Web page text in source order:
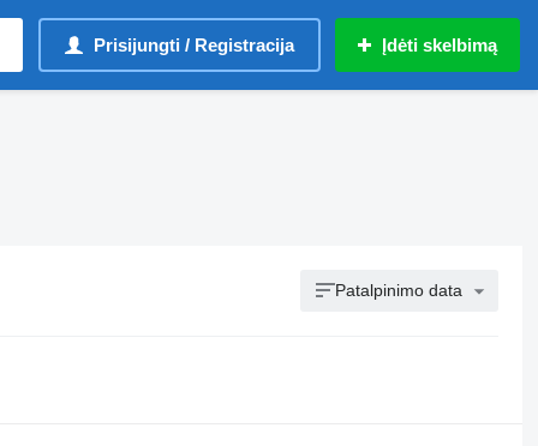
Prisijungti / Registracija Įdėti skelbimą
Patalpinimo data